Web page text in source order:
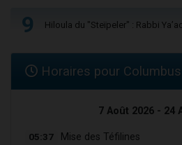
9 Hiloula du "Steïpeler" : Rabbi
Horaires pour Columbus
7 Août 2026 - 24
05:37 Mise des Téfilines